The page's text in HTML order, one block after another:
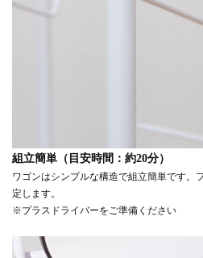
組立簡単（目安時間：約20分）
ワゴンはシンプルな構造で組立簡単です。
定します。
※プラスドライバーをご準備ください